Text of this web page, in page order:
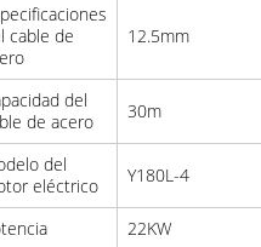
cable de
12.5mm
del
de acero
30m
del
eléctrico
Y180L-4
22KW